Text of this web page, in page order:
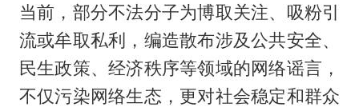
当前，部分不法分子为博取关注、吸粉引
流或牟取私利，编造散布涉及公共安全、
民生政策、经济秩序等领域的网络谣言，
不仅污染网络生态，更对社会稳定和群众